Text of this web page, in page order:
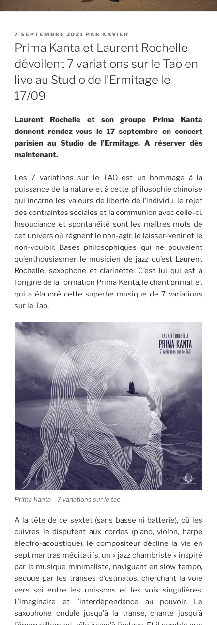
PUBLIÉ
LE
7 SEPTEMBRE 2021 PAR XAVIER
Prima Kanta et Laurent Rochelle
dévoilent 7 variations sur le Tao en
live au Studio de l’Ermitage le
17/09
Laurent Rochelle et son groupe Prima Kanta
donnent rendez-vous le 17 septembre en concert
parisien au Studio de l’Ermitage. A réserver dès
maintenant.
Les 7 variations sur le TAO est un hommage à la
puissance de la nature et à cette philosophie chinoise
qui incarne les valeurs de liberté de l’individu, le rejet
des contraintes sociales et la communion avec celle-ci.
Insouciance et spontanéité sont les maîtres mots de
cet univers où règnent le non-agir, le laisser-venir et le
non-vouloir. Bases philosophiques qui ne pouvaient
qu’enthousiasmer le musicien de jazz qu’est Laurent
Rochelle, saxophone et clarinette. C’est lui qui est à
l’origine de la formation Prima Kenta, le chant primal, et
qui a élaboré cette superbe musique de 7 variations
sur le Tao.
Prima Kanta – 7 variations sur le tao
A la tête de ce sextet (sans basse ni batterie), où les
cuivres le disputent aux cordes (piano, violon, harpe
électro-acoustique), le compositeur décline la vie en
sept mantras méditatifs, un « jazz chambriste » inspiré
par la musique minimaliste, naviguant en slow tempo,
secoué par les transes d’ostinatos, cherchant la voie
vers soi entre les unissons et les voix singulières.
L’imaginaire et l’interdépendance au pouvoir. Le
saxophone ondule jusqu’à la transe, chante jusqu’à